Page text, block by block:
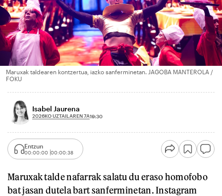
Maruxak taldearen kontzertua, iazko sanferminetan. JAGOBA MANTEROLA /
FOKU
Isabel Jaurena
2026KO UZTAILAREN 7A19:30
Entzun
00:00:00 00:00:38
Maruxak talde nafarrak salatu du eraso homofobo
bat jasan dutela bart sanferminetan. Instagram